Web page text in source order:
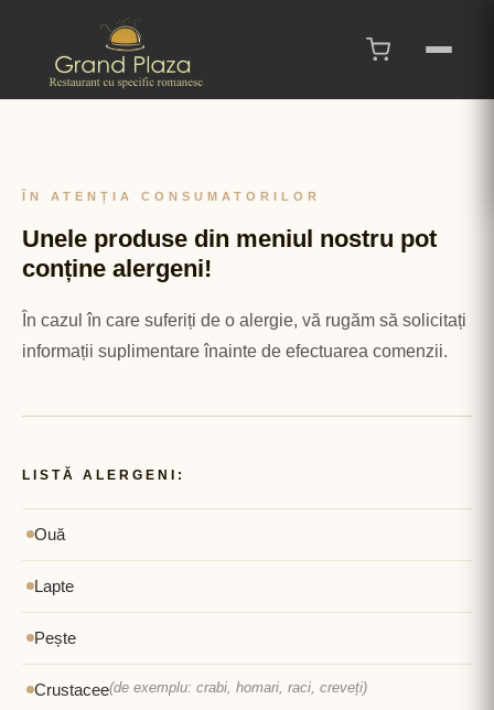
ÎN ATENȚIA CONSUMATORILOR
Unele produse din meniul nostru pot
conține alergeni!
În cazul în care suferiți de o alergie, vă rugăm să solicitați
informații suplimentare înainte de efectuarea comenzii.
LISTĂ ALERGENI:
Ouă
Lapte
Pește
Crustacee(de exemplu: crabi, homari, raci, creveți)